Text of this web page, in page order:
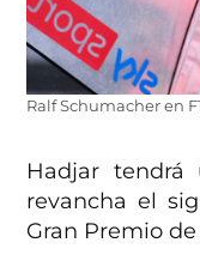
Ralf Schumacher en
Hadjar tendrá
revancha el
Gran Premio